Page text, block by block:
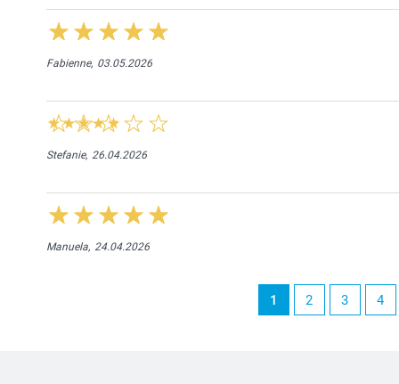
Fabienne, 03.05.2026
Stefanie, 26.04.2026
Manuela, 24.04.2026
1 2 3 4